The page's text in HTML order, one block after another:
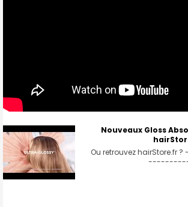
Nouveaux Gloss
Ou retrouvez